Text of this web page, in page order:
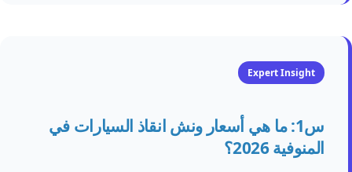
Expert Insight
س1: ما هي أسعار ونش انقاذ السيارات في
المنوفية 2026؟